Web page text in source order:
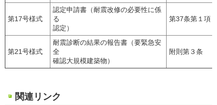
第17号様式
認定申請書（耐震改修の必要性に係
る
認定）
第37条第１項
第21号様式
耐震診断の結果の報告書（要緊急安
全
確認大規模建築物）
附則第３条
関連リンク